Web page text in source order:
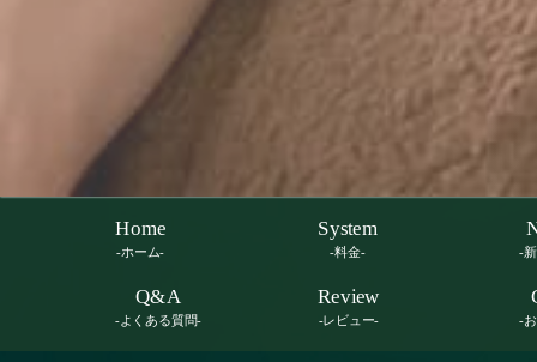
Home
-ホーム-
System
-料金- -
Q&A
-よくある質問-
Review
-レビュー- -